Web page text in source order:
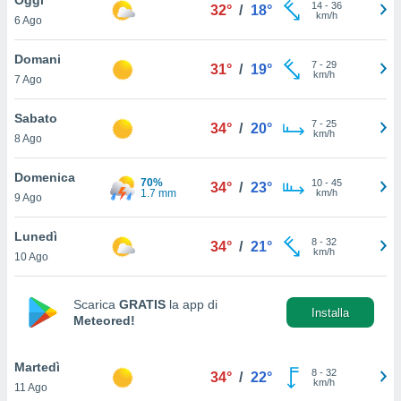
è
al sito
di
ci
di
il
un
la
nella
6 Ago
32° / 18° 14- 36
km/h
Domani
7 Ago
31° / 19° 7- 29
km/h
Sabato
8 Ago
34° / 20° 7- 25
km/h
Domenica
9 Ago
70%
1.7 mm
34° / 23° 10- 45
km/h
Lunedì
10 Ago
34° / 21° 8- 32
km/h
Scarica GRATIS la app di
Meteored!
Installa
Martedì
11 Ago
34° / 22° 8- 32
km/h